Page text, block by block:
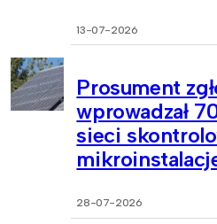
13-07-2026
Prosument
wprowadzał
sieci
28-07-2026